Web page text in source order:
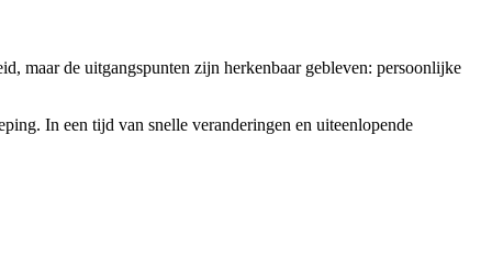
maar de uitgangspunten zijn herkenbaar gebleven: persoonlijke
In een tijd van snelle veranderingen en uiteenlopende